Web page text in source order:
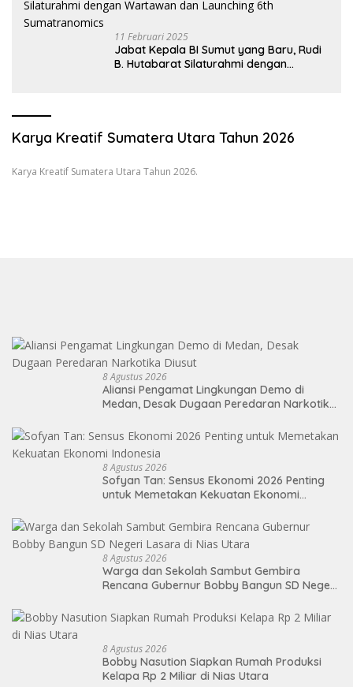
11 Februari 2025
Jabat Kepala BI Sumut yang Baru, Rudi
B. Hutabarat Silaturahmi dengan
Karya Kreatif Sumatera Utara Tahun 2026
Karya Kreatif Sumatera Utara Tahun 2026.
8 Agustus 2026
Aliansi Pengamat Lingkungan Demo di
Medan, Desak Dugaan Peredaran Narkotika
8 Agustus 2026
Sofyan Tan: Sensus Ekonomi 2026 Penting
untuk Memetakan Kekuatan Ekonomi
8 Agustus 2026
Warga dan Sekolah Sambut Gembira
Rencana Gubernur Bobby Bangun SD Negeri
8 Agustus 2026
Bobby Nasution Siapkan Rumah Produksi
Kelapa Rp 2 Miliar di Nias Utara